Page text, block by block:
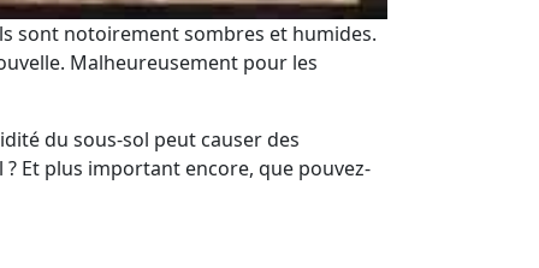
sont notoirement sombres et humides.
Malheureusement pour les
du sous-sol peut causer des
Et plus important encore, que pouvez-